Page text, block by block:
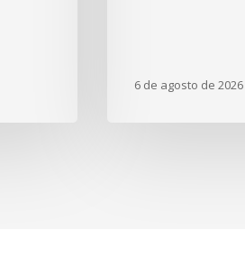
6 de agosto de 2026